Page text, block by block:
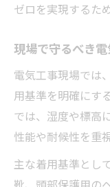
ゼロを実現するた
現場で守るべき
電気工事現場では
用基準を明確にす
では、湿度や標高
性能や耐候性を重
主な着用基準とし